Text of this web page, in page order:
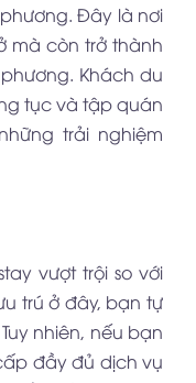
Đây là nơi
mà còn trở thành
Khách du
tục và tập quán
trải nghiệm
vượt trội so với
trú ở đây, bạn tự
nhiên, nếu bạn
đầy đủ dịch vụ